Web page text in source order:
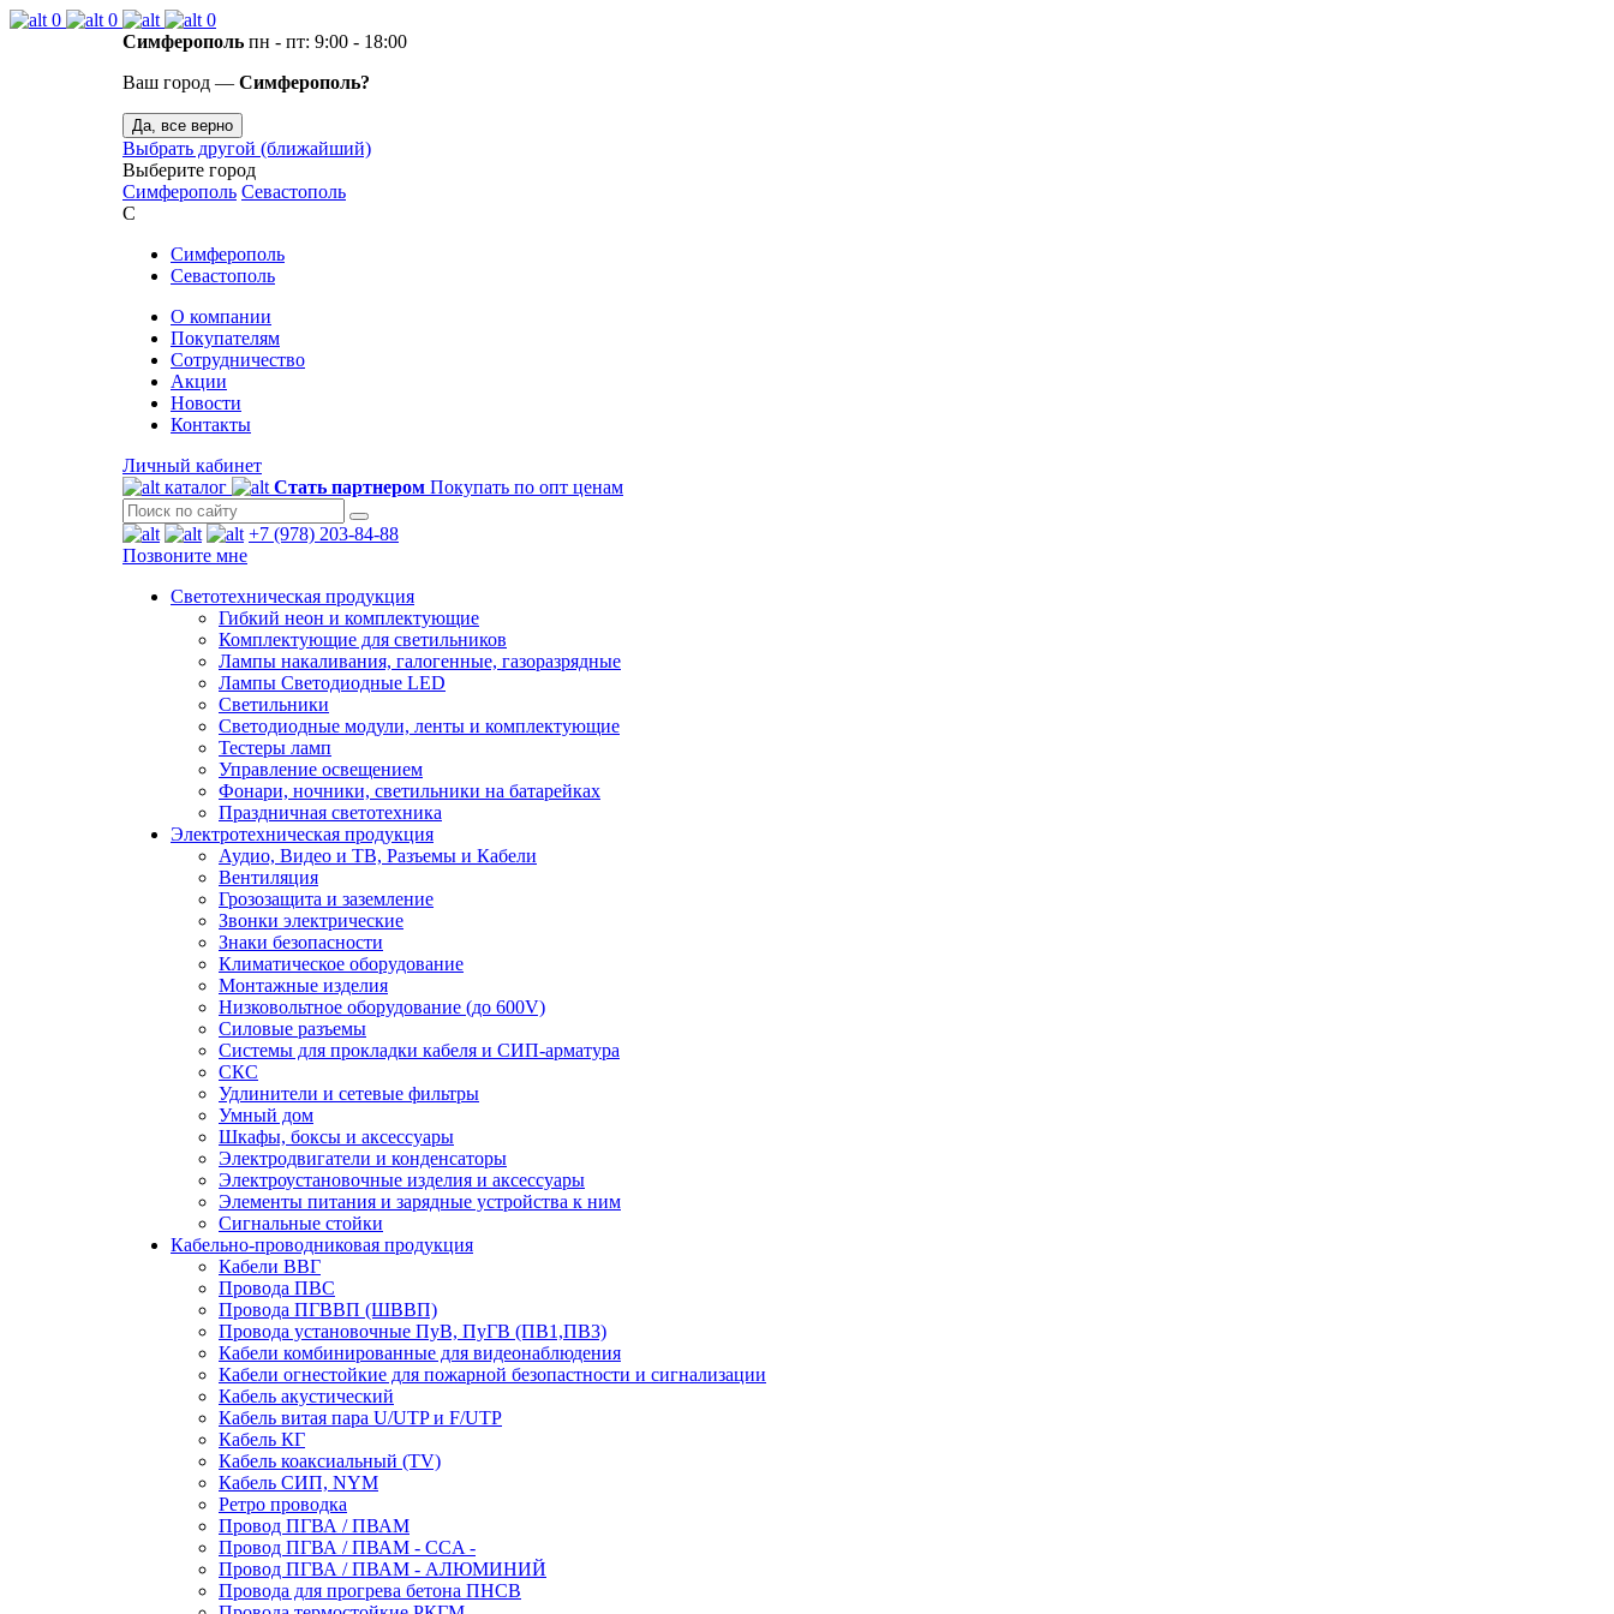
0 0
0
Симферополь пн - пт: 9:00 - 18:00
Ваш город — Симферополь?
Да, все верно
Выбрать другой (ближайший)
Выберите город
Симферополь Севастополь
С
Симферополь
Севастополь
О компании
Покупателям
Сотрудничество
Акции
Новости
Контакты
Личный кабинет
каталог
Стать партнером Покупать по опт ценам
+7 (978) 203-84-88
Позвоните мне
Светотехническая продукция
Гибкий неон и комплектующие
Комплектующие для светильников
Лампы накаливания, галогенные, газоразрядные
Лампы Светодиодные LED
Светильники
Светодиодные модули, ленты и комплектующие
Тестеры ламп
Управление освещением
Фонари, ночники, светильники на батарейках
Праздничная светотехника
Электротехническая продукция
Аудио, Видео и ТВ, Разъемы и Кабели
Вентиляция
Грозозащита и заземление
Звонки электрические
Знаки безопасности
Климатическое оборудование
Монтажные изделия
Низковольтное оборудование (до 600V)
Силовые разъемы
Системы для прокладки кабеля и СИП-арматура
СКС
Удлинители и сетевые фильтры
Умный дом
Шкафы, боксы и аксессуары
Электродвигатели и конденсаторы
Электроустановочные изделия и аксессуары
Элементы питания и зарядные устройства к ним
Сигнальные стойки
Кабельно-проводниковая продукция
Кабели ВВГ
Провода ПВС
Провода ПГВВП (ШВВП)
Провода установочные ПуВ, ПуГВ (ПВ1,ПВ3)
Кабели комбинированные для видеонаблюдения
Кабели огнестойкие для пожарной безопастности и сигнализации
Кабель акустический
Кабель витая пара U/UTP и F/UTP
Кабель КГ
Кабель коаксиальный (TV)
Кабель СИП, NYM
Ретро проводка
Провод ПГВА / ПВАМ
Провод ПГВА / ПВАМ - CCA -
Провод ПГВА / ПВАМ - АЛЮМИНИЙ
Провода для прогрева бетона ПНСВ